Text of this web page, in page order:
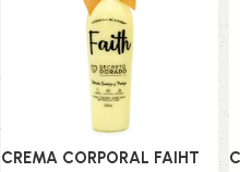
CREMA CORPORAL FAIHT